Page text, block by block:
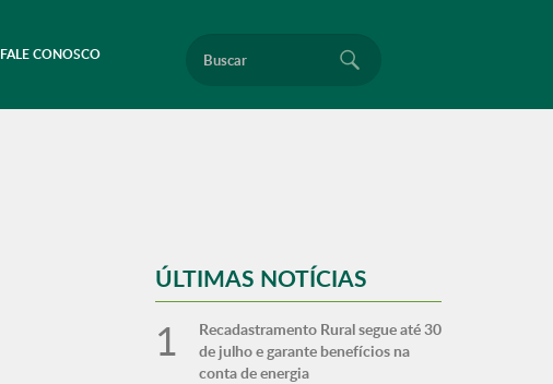
FALE CONOSCO
ÚLTIMAS NOTÍCIAS
Recadastramento Rural segue até 30
de julho e garante benefícios na
conta de energia